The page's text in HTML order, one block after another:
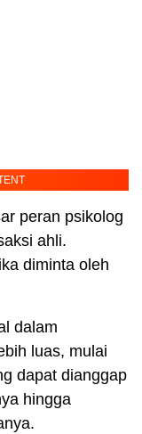
peran psikolog
ahli.
diminta oleh
dalam
luas, mulai
dapat dianggap
hingga